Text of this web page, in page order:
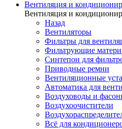
Вентиляция и
Вентиляция и
Назад
Вентиляторы
Фильтры для
Фильтрующие
Синтепон для
Приводные ремни
Вентиляционные
Автоматика для
Воздуховоды и
Воздухоочистители
Всё для